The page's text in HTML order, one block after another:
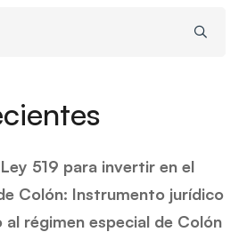
519 para invertir en el
Colón: Instrumento jurídico
régimen especial de Colón